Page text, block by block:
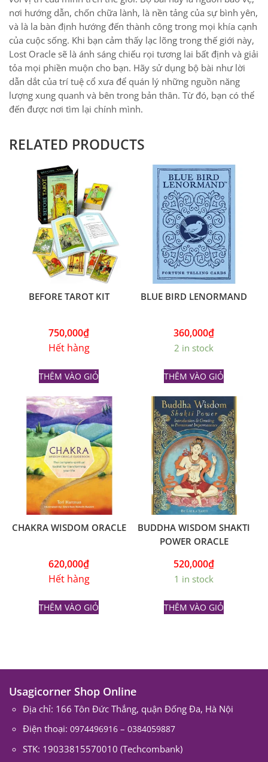
nơi hướng dẫn, chốn chữa lành, là nền tảng của sự bình yên,
và là la bàn định hướng đến thành công trong mọi khía cạnh
của cuộc sống. Khi bạn cảm thấy lạc lõng trong thế giới này,
Lost Oracle sẽ là ánh sáng chiếu rọi tương lai bất định và giải
tỏa mọi phiền muộn cho bạn. Hãy sử dụng bộ bài như lời
dẫn dắt của trí tuệ cổ xưa để quán lý những nguồn năng
lượng xung quanh và bên trong bản thân. Từ đó, bạn có thể
đến được nơi tìm lại chính mình.
RELATED PRODUCTS
BEFORE TAROT KIT
750,000₫
Hết hàng
THÊM VÀO GIỎ
BLUE BIRD LENORMAND
360,000₫
2 in stock
THÊM VÀO GIỎ
CHAKRA WISDOM ORACLE
620,000₫
Hết hàng
THÊM VÀO GIỎ
BUDDHA WISDOM SHAKTI
POWER ORACLE
520,000₫
1 in stock
THÊM VÀO GIỎ
Usagicorner Shop Online
Địa chỉ: 166 Tôn Đức Thắng, quận Đống Đa, Hà Nội
Điện thoại: 0974496916 – 0384059887
STK: 19033815570010 (Techcombank)